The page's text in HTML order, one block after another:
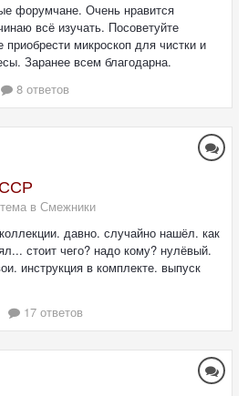
форумчане. Очень нравится
всё изучать. Посоветуйте
микроскоп для чистки и
Заранее всем благодарна.
8 ответов
в Смежники
давно. случайно нашёл. как
стоит чего? надо кому? нулёвый.
инструкция в комплекте. выпуск
17 ответов